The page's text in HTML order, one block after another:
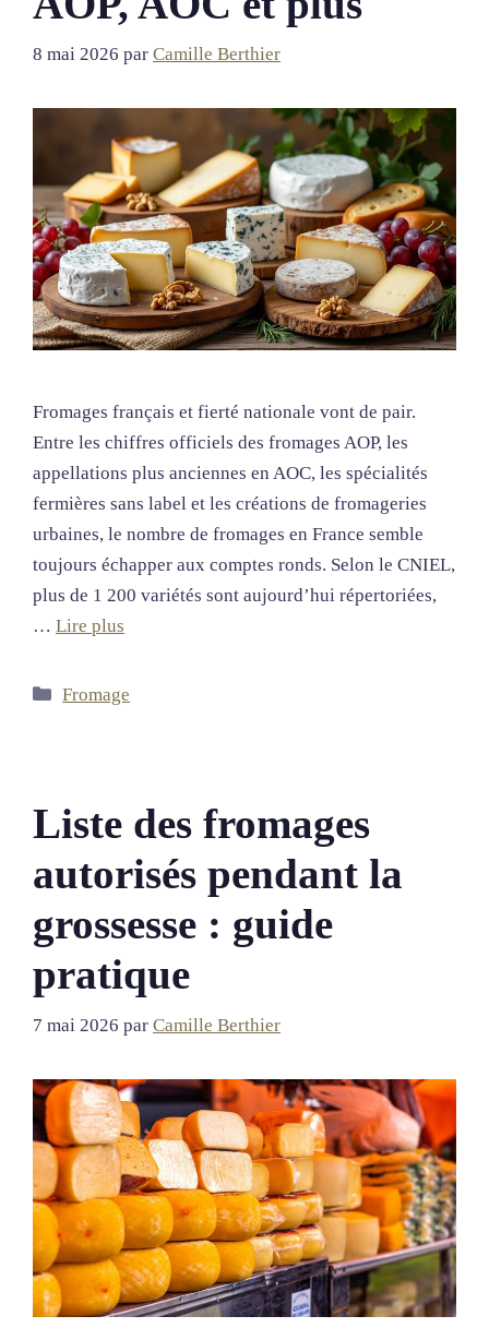
8 mai 2026 par Camille Berthier
Fromages français et fierté nationale vont de pair.
Entre les chiffres officiels des fromages AOP, les
appellations plus anciennes en AOC, les spécialités
fermières sans label et les créations de fromageries
urbaines, le nombre de fromages en France semble
toujours échapper aux comptes ronds. Selon le CNIEL,
plus de 1 200 variétés sont aujourd’hui répertoriées,
… Lire plus
Catégories
Fromage
Liste des fromages
autorisés pendant la
grossesse : guide
pratique
7 mai 2026 par Camille Berthier